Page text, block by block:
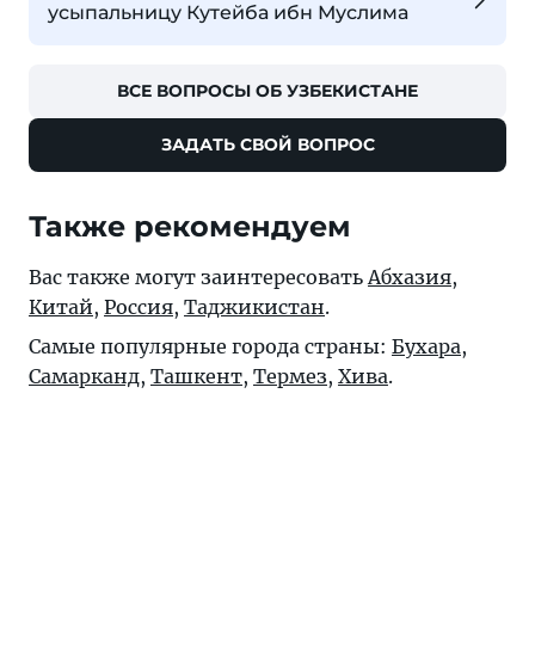
усыпальницу Кутейба ибн Муслима
ВСЕ ВОПРОСЫ ОБ УЗБЕКИСТАНЕ
ЗАДАТЬ СВОЙ ВОПРОС
Также рекомендуем
Вас также могут заинтересоватьАбхазия,
Китай, Россия, Таджикистан.
Самые популярные города страны: Бухара,
Самарканд, Ташкент, Термез, Хива.